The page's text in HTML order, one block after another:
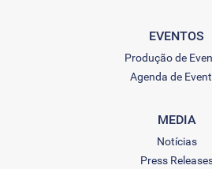
EVENTOS
Produção de
Agenda de
MEDIA
Notícias
Press